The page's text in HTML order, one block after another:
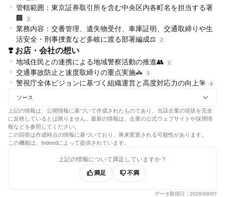
管轄範囲：東京証券取引所を含む中央区内各町名を担当する署
🏢
2
業務内容：交番管理、遺失物受付、車庫証明、交通取締りや生
活安全・刑事捜査など多岐に渡る部署編成⚖️
2
❣️ お店・会社の想い
地域住民との連携による地域警察活動の推進👥 2
交通事故防止と速度取締りの重点実施🚓 3
警視庁全体ビジョンに基づく組織運営と高度対応力の向上🎯 4
ソース
上記の情報は、公開情報に基づいて作成されたものであり、当該企業の現状を完全
に反映しているとは限りません。最新の情報は、企業の公式ウェブサイトや採用情
報などを参照してください。
この回答は作成時点の情報に基づいており、将来変更される可能性があります。
この機能は、Indeedによって提供されています。
上記の情報について満足していますか？
満足
不満
データ取得日： 2026/08/07